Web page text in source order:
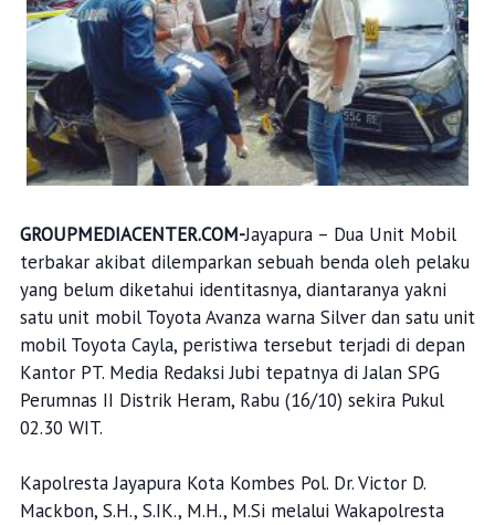
GROUPMEDIACENTER.COM-Jayapura – Dua Unit Mobil
terbakar akibat dilemparkan sebuah benda oleh pelaku
yang belum diketahui identitasnya, diantaranya yakni
satu unit mobil Toyota Avanza warna Silver dan satu unit
mobil Toyota Cayla, peristiwa tersebut terjadi di depan
Kantor PT. Media Redaksi Jubi tepatnya di Jalan SPG
Perumnas II Distrik Heram, Rabu (16/10) sekira Pukul
02.30 WIT.
Kapolresta Jayapura Kota Kombes Pol. Dr. Victor D.
Mackbon, S.H., S.IK., M.H., M.Si melalui Wakapolresta